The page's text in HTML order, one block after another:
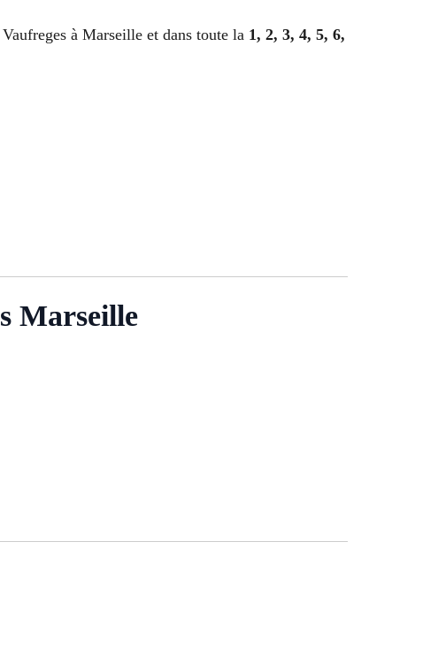
Vaufreges à Marseille et dans toute la 1, 2, 3, 4, 5, 6,
Marseille